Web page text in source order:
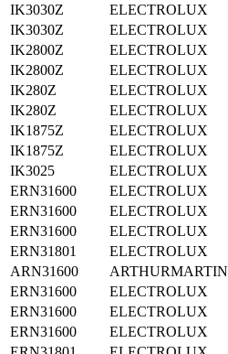
IK3030Z
ELECTROLUX
IK3030Z
ELECTROLUX
IK2800Z
ELECTROLUX
IK2800Z
ELECTROLUX
IK280Z
ELECTROLUX
IK280Z
ELECTROLUX
IK1875Z
ELECTROLUX
IK1875Z
ELECTROLUX
IK3025
ELECTROLUX
ERN31600
ELECTROLUX
ERN31600
ELECTROLUX
ERN31600
ELECTROLUX
ERN31801
ELECTROLUX
ARN31600
ERN31600
ELECTROLUX
ERN31600
ELECTROLUX
ERN31600
ELECTROLUX